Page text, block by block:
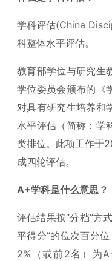
学科评估(China
科整体水平评估。
教育部学位与研究生
学位委员会颁布的《
对具有研究生培养和
水平评估（简称：学
类排位。此项工作于
成四轮评估。
A+学科是什么意思？
评估结果按“分档”方
平得分”的位次百分
2%（或前2名）为